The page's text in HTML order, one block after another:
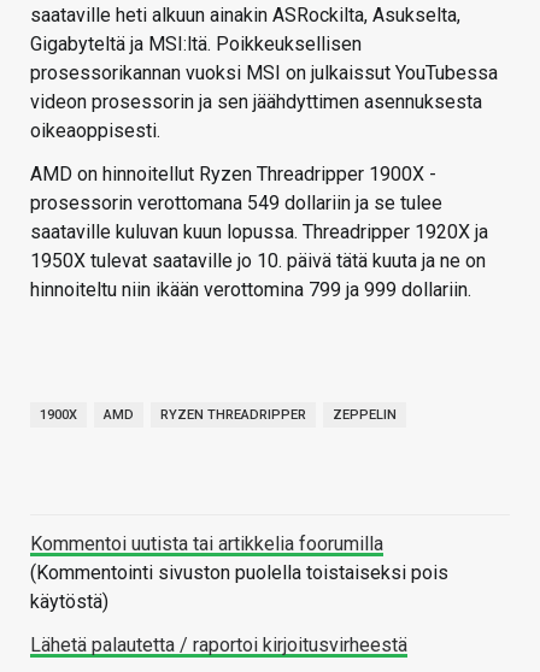
saataville heti alkuun ainakin ASRockilta, Asukselta,
Gigabyteltä ja MSI:ltä. Poikkeuksellisen
prosessorikannan vuoksi MSI on julkaissut YouTubessa
videon prosessorin ja sen jäähdyttimen asennuksesta
oikeaoppisesti.
AMD on hinnoitellut Ryzen Threadripper 1900X -
prosessorin verottomana 549 dollariin ja se tulee
saataville kuluvan kuun lopussa. Threadripper 1920X ja
1950X tulevat saataville jo 10. päivä tätä kuuta ja ne on
hinnoiteltu niin ikään verottomina 799 ja 999 dollariin.
1900X AMD RYZEN THREADRIPPER ZEPPELIN
Kommentoi uutista tai artikkelia foorumilla
(Kommentointi sivuston puolella toistaiseksi pois
käytöstä)
Lähetä palautetta / raportoi kirjoitusvirheestä